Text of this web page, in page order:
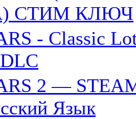
СТИМ КЛЮЧ
- Classic
2 —
Язык